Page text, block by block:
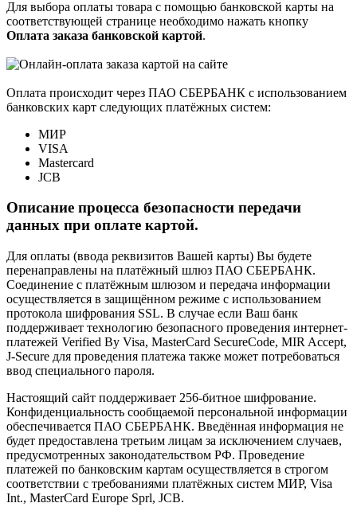
Для выбора оплаты товара с помощью банковской карты на
соответствующей странице необходимо нажать кнопку
Оплата заказа банковской картой.
Оплата происходит через ПАО СБЕРБАНК с использованием
банковских карт следующих платёжных систем:
МИР
VISA
Mastercard
JCB
Описание процесса безопасности передачи
данных при оплате картой.
Для оплаты (ввода реквизитов Вашей карты) Вы будете
перенаправлены на платёжный шлюз ПАО СБЕРБАНК.
Соединение с платёжным шлюзом и передача информации
осуществляется в защищённом режиме с использованием
протокола шифрования SSL. В случае если Ваш банк
поддерживает технологию безопасного проведения интернет-
платежей Verified By Visa, MasterCard SecureCode, MIR Accept,
J-Secure для проведения платежа также может потребоваться
ввод специального пароля.
Настоящий сайт поддерживает 256-битное шифрование.
Конфиденциальность сообщаемой персональной информации
обеспечивается ПАО СБЕРБАНК. Введённая информация не
будет предоставлена третьим лицам за исключением случаев,
предусмотренных законодательством РФ. Проведение
платежей по банковским картам осуществляется в строгом
соответствии с требованиями платёжных систем МИР, Visa
Int., MasterCard Europe Sprl, JCB.